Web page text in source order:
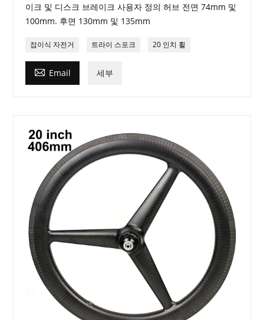
이크 및 디스크 브레이크 사용자 정의 허브 전면 74mm 및
100mm. 후면 130mm 및 135mm
접이식 자전거 트라이 스포크 20 인치 휠
 Email 세부